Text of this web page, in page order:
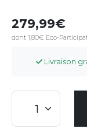
279,99
dont 1,80€ Eco-
Livraison